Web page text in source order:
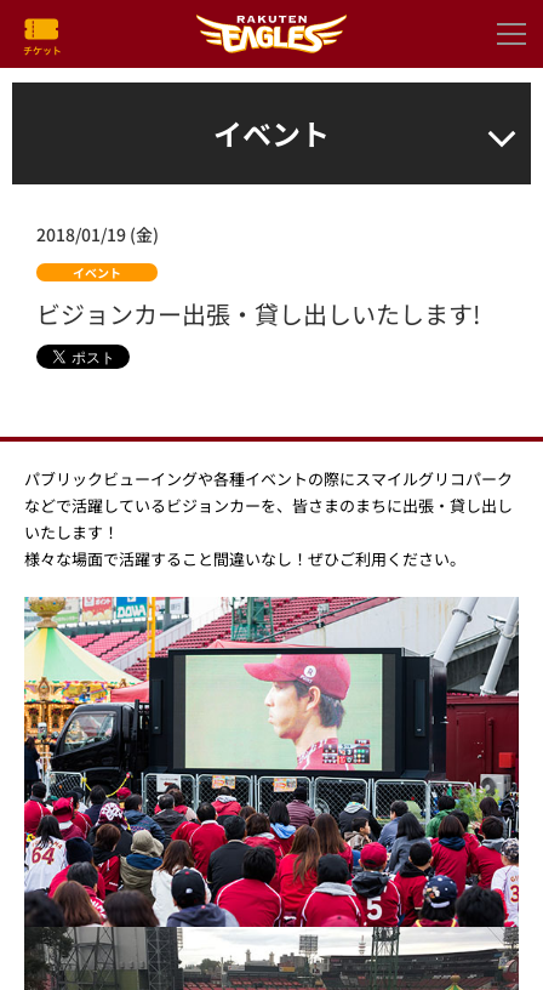
イベント
2018/01/19 (金)
イベント
ビジョンカー出張・貸し出しいたします!
パブリックビューイングや各種イベントの際にスマイルグリコパーク
などで活躍しているビジョンカーを、皆さまのまちに出張・貸し出し
いたします！
様々な場面で活躍すること間違いなし！ぜひご利用ください。